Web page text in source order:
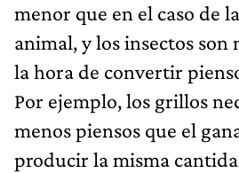
menor que en el caso de
animal, y los insectos son
la hora de convertir
Por ejemplo, los grillos
menos piensos que el
producir la misma